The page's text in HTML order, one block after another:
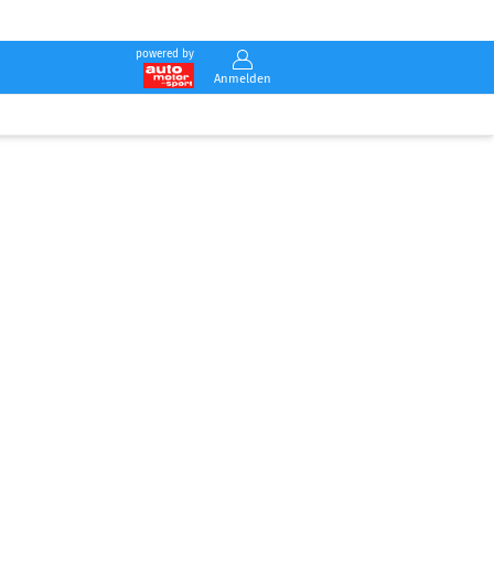
powered by
Anmelden